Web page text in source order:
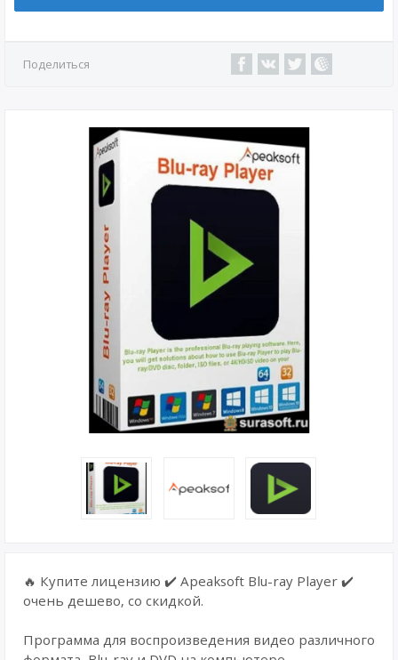
Поделиться
🔥 Купите лицензию ✔️ Apeaksoft Blu-ray Player ✔️
очень дешево, со скидкой.
Программа для воспроизведения видео различного